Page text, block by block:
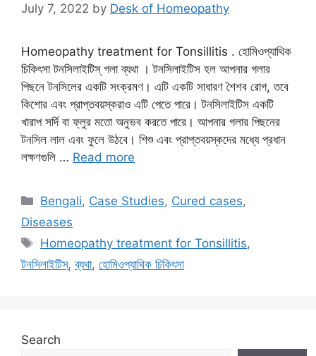
July 7, 2022 by Desk of Homeopathy
Homeopathy treatment for Tonsillitis . হোমিওপ্যাথিক
চিকিৎসা টনসিলাইটিস্ গলা ব্যথা । টনসিলাইটিস হল আপনার গলার
পিছনে টনসিলের একটি সংক্রমণ। এটি একটি সাধারণ শৈশব রোগ, তবে
কিশোর এবং প্রাপ্তবয়স্করাও এটি পেতে পারে। টনসিলাইটিস একটি
খারাপ সর্দি বা ফ্লুর মতো অনুভব করতে পারে। আপনার গলার পিছনের
টনসিল লাল এবং ফুলে উঠবে। শিশু এবং প্রাপ্তবয়স্কদের মধ্যে প্রধান
লক্ষণগুলি … Read more
Categories
Bengali, Case Studies, Cured cases,
Diseases
Tags
Homeopathy treatment for Tonsillitis,
টনসিলাইটিস্,ব্যথা, হোমিওপ্যাথিক চিকিৎসা
Search